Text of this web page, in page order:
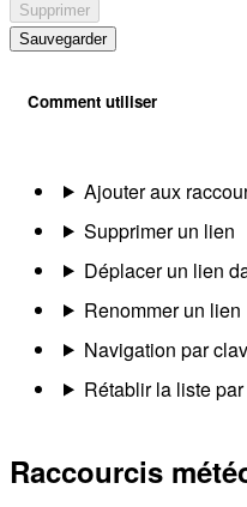
Supprimer
Sauvegarder
Comment utiliser
Ajouter aux
Supprimer un lien
Déplacer un lien
Renommer un lien
Navigation par
Rétablir la liste
Raccourcis